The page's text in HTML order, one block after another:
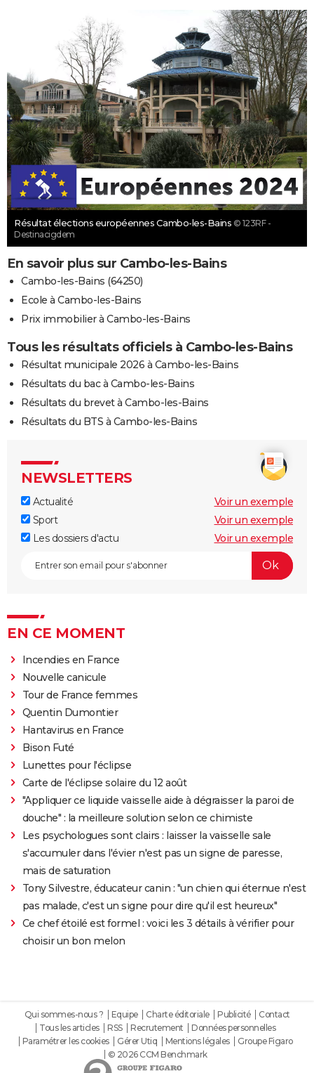
Résultat élections européennes Cambo-les-Bains © 123RF -
Destinacigdem
En savoir plus sur Cambo-les-Bains
Cambo-les-Bains (64250)
Ecole à Cambo-les-Bains
Prix immobilier à Cambo-les-Bains
Tous les résultats officiels à Cambo-les-Bains
Résultat municipale 2026 à Cambo-les-Bains
Résultats du bac à Cambo-les-Bains
Résultats du brevet à Cambo-les-Bains
Résultats du BTS à Cambo-les-Bains
NEWSLETTERS
Actualité
Voir un exemple
Sport
Voir un exemple
Les dossiers d'actu
Voir un exemple
EN CE MOMENT
Incendies en France
Nouvelle canicule
Tour de France femmes
Quentin Dumontier
Hantavirus en France
Bison Futé
Lunettes pour l'éclipse
Carte de l'éclipse solaire du 12 août
"Appliquer ce liquide vaisselle aide à dégraisser la paroi de
douche" : la meilleure solution selon ce chimiste
Les psychologues sont clairs : laisser la vaisselle sale
s'accumuler dans l'évier n'est pas un signe de paresse,
mais de saturation
Tony Silvestre, éducateur canin : "un chien qui éternue n'est
pas malade, c'est un signe pour dire qu'il est heureux"
Ce chef étoilé est formel : voici les 3 détails à vérifier pour
choisir un bon melon
Qui sommes-nous ? Equipe Charte éditoriale Publicité
Contact
Tous les articles
RSS Recrutement
Données personnelles
Paramétrer les cookies
Gérer Utiq Mentions légales
Groupe Figaro
© 2026 CCM Benchmark